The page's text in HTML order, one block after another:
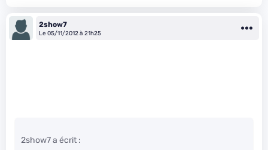
2show7
Le 05/11/2012 à 21h25
2show7 a écrit :